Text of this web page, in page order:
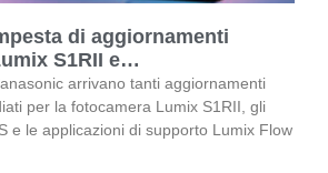
di aggiornamenti
S1RII e…
arrivano tanti aggiornamenti
per la fotocamera Lumix S1RII, gli
e le applicazioni di supporto Lumix Flow